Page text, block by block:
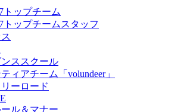
時のファンサービスについて
ブ明治安田J3リーグ2026/27シーズン試合
ブ明治安田Ｊ3リーグ 2026/27シーズン「
ル＆マナー
ファンコミュニティ
ショップ
トップチーム
トップチームスタッフ
ススクール
ィアチーム「volundeer」
ーロード
ル＆マナー